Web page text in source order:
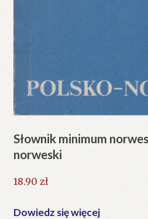
Słownik minimum
norweski
18.90 zł
Dowiedz się więcej